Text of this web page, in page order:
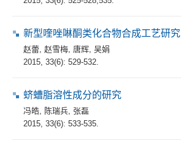
新型喹唑啉酮类化合物合成工艺研究
赵蕾 赵雪梅 唐辉 吴娟
2015, 33(6): 529-532.
蛴螬脂溶性成分的研究
冯皓 陈瑞兵 张磊
2015, 33(6): 533-535.